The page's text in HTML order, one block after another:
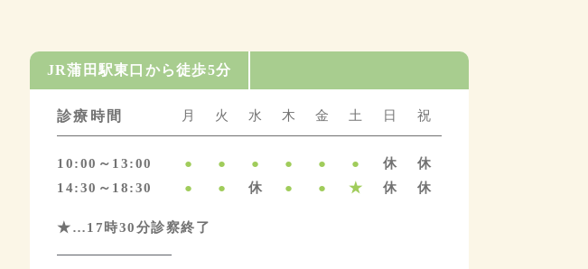
JR蒲田駅東口から徒歩5分
診療時間 月 火 水 木 金 土 日 祝
10:00～13:00 ● ● ● ● ● ● 休
休
14:30～18:30
● ● 休 ● ● ★ 休 休
★…17時30分診察終了